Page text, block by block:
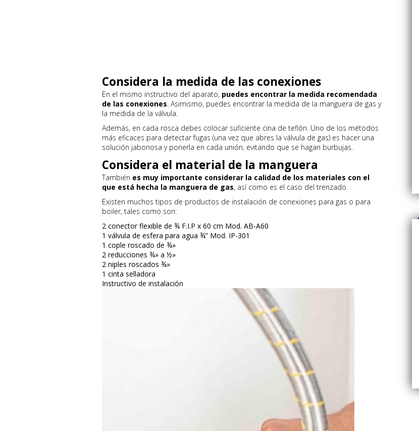
Considera la medida de las conexiones
En el mismo instructivo del aparato, puedes encontrar la medida recomendada
de las conexiones. Asimismo, puedes encontrar la medida de la manguera de gas y
la medida de la válvula.
Además, en cada rosca debes colocar suficiente cina de teflón. Uno de los métodos
más eficaces para detectar fugas (una vez que abres la válvula de gas) es hacer una
solución jabonosa y ponerla en cada unión, evitando que se hagan burbujas.
Considera el material de la manguera
También es muy importante considerar la calidad de los materiales con el
que está hecha la manguera de gas, así como es el caso del trenzado.
Existen muchos tipos de productos de instalación de conexiones para gas o para
boiler, tales como son:
2 conector flexible de ¾ F.I.P x 60 cm Mod. AB-A60
1 válvula de esfera para agua ¾” Mod. IP-301
1 cople roscado de ¾»
2 reducciones ¾» a ½»
2 niples roscados ¾»
1 cinta selladora
Instructivo de instalación